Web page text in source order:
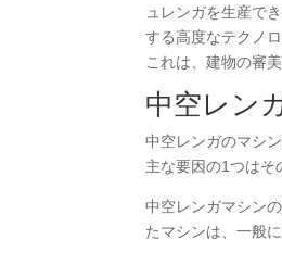
ュレンガを生産で
する高度なテクノ
これは、建物の審
中空レン
中空レンガのマシ
主な要因の1つはそ
中空レンガマシン
たマシンは、一般